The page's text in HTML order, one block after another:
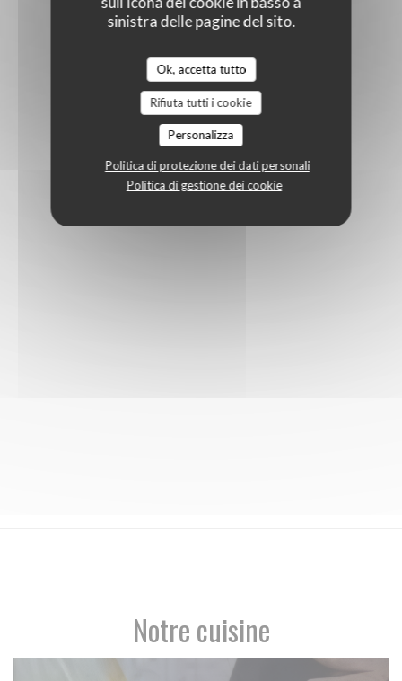
sinistra delle pagine del sito.
Ok, accetta tutto
Rifiuta tutti i cookie
Personalizza
Politica di protezione dei dati personali
Politica di gestione dei cookie
Notre cuisine